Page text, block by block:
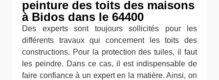
peinture des toits des maisons
à Bidos dans le 64400
Des experts sont toujours sollicités pour les
différents travaux qui concernent les toits des
constructions. Pour la protection des tuiles, il faut
les peindre. Dans ce cas, il est indispensable de
faire confiance à un expert en la matière. Ainsi, on